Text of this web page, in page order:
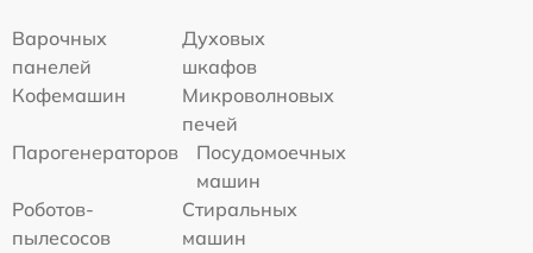
Варочных
панелей
Духовых
шкафов
Кофемашин
Микроволновых
печей
Парогенераторов
Посудомоечных
машин
Роботов-
пылесосов
Стиральных
машин